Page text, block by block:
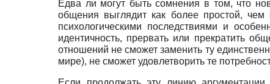
Едва ли могут быть сомнения в том, что
общения выглядит как более простой,
психологическими последствиями и
идентичность, прервать или прекратить
отношений не сможет заменить ту
мире), не сможет удовлетворить те